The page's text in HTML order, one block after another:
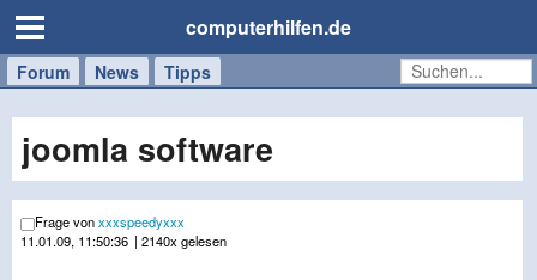
computerhilfen.de
Forum News Tipps
Handy
Tablet
Windows
Mac
joomla software
Frage vonxxxspeedyxxx
11.01.09, 11:50:36 | 2140x gelesen